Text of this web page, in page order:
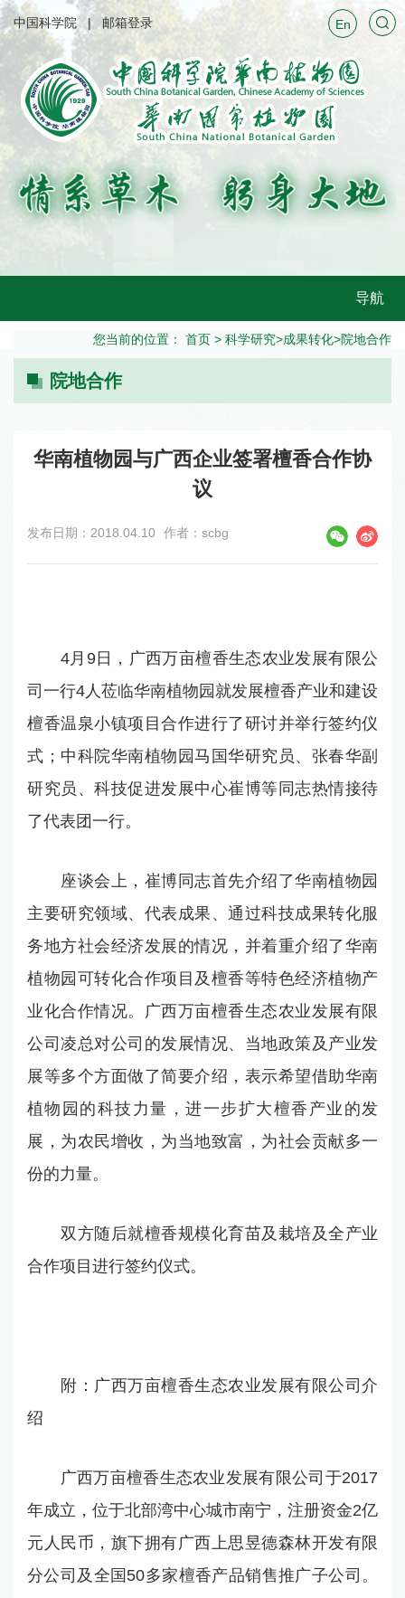
中国科学院 邮箱登录 En
导航
您当前的位置： 首页 > 科学研究>成果转化>院地合作
院地合作
华南植物园与广西企业签署檀香合作协
议
发布日期：2018.04.10 作者：scbg
4月 9日，广西万亩檀香生态农业发展有限公
司一行4人莅临华南植物园就发展檀香产业和建设
檀香温泉小镇项目合作进行了研讨并举行签约仪
式；中科院华南植物园马国华研究员、张春华副
研究员、科技促进发展中心崔博等同志热情接待
了代表团一行。
座谈会上，崔博同志首先介绍了华南植物园
主要研究领域、代表成果、通过科技成果转化服
务地方社会经济发展的情况，并着重介绍了华南
植物园可转化合作项目及檀香等特色经济植物产
业化合作情况。广西万亩檀香生态农业发展有限
公司凌总对公司的发展情况、当地政策及产业发
展等多个方面做了简要介绍，表示希望借助华南
植物园的科技力量，进一步扩大檀香产业的发
展，为农民增收，为当地致富，为社会贡献多一
份的力量。
双方随后就檀香规模化育苗及栽培及全产业
合作项目进行签约仪式。
附：广西万亩檀香生态农业发展有限公司介
绍
广西万亩檀香生态农业发展有限公司于2017
年成立，位于北部湾中心城市南宁，注册资金2亿
元人民币，旗下拥有广西上思昱德森林开发有限
分公司及全国50多家檀香产品销售推广子公司。